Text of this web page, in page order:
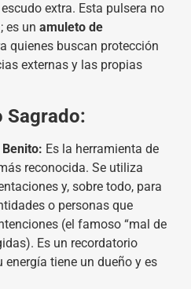
extra. Esta pulsera no
es un amuleto de
quienes buscan protección
externas y las propias
Sagrado:
Es la herramienta de
reconocida. Se utiliza
y, sobre todo, para
o personas que
(el famoso “mal de
Es un recordatorio
energía tiene un dueño y es